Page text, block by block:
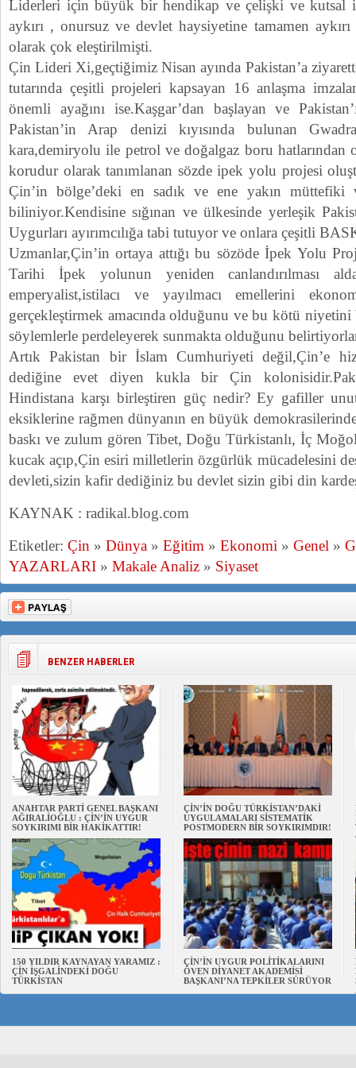
Liderleri için büyük bir hendikap ve çelişki ve kutsal
aykırı , onursuz ve devlet haysiyetine tamamen
olarak çok eleştirilmişti.
Çin Lideri Xi,geçtiğimiz Nisan ayında Pakistan’a
tutarında çeşitli projeleri kapsayan 16 anlaşma
önemli ayağını ise.Kaşgar’dan başlayan ve
Pakistan’in Arap denizi kıyısında bulunan
kara,demiryolu ile petrol ve doğalgaz boru hatlarından
korudur olarak tanımlanan sözde ipek yolu projesi
Çin’in bölge’deki en sadık ve ene yakın müttefiki
biliniyor.Kendisine sığınan ve ülkesinde yerleşik
Uygurları ayırımcılığa tabi tutuyor ve onlara çeşitli
Uzmanlar,Çin’in ortaya attığı bu sözöde İpek Yolu
Tarihi İpek yolunun yeniden canlandırılması
emperyalist,istilacı ve yayılmacı emellerini
gerçekleştirmek amacında olduğunu ve bu kötü niyetini
söylemlerle perdeleyerek sunmakta olduğunu
Artık Pakistan bir İslam Cumhuriyeti değil,Çin’e
dediğine evet diyen kukla bir Çin
Hindistana karşı birleştiren güç nedir? Ey gafiller
eksiklerine rağmen dünyanın en büyük
baskı ve zulum gören Tibet, Doğu Türkistanlı, İç
kucak açıp,Çin esiri milletlerin özgürlük mücadelesini
devleti,sizin kafir dediğiniz bu devlet sizin gibi din
KAYNAK : radikal.blog.com
Etiketler: Çin » Dünya » Eğitim » Ekonomi » Genel »
YAZARLARI » Makale Analiz » Siyaset
BENZER HABERLER
ANAHTAR PARTİ GENEL BAŞKANI
AĞIRALİOĞLU : ÇİN’İN UYGUR
SOYKIRIMI BİR HAKİKATTIR!
ÇİN’İN DOĞU TÜRKİSTAN’DAKİ
UYGULAMALARI SİSTEMATİK
POSTMODERN BİR SOYKIRIMDIR!
150 YILDIR KAYNAYAN YARAMIZ :
ÇİN İŞGALİNDEKİ DOĞU
TÜRKİSTAN
ÇİN’İN UYGUR POLİTİKALARINI
ÖVEN DİYANET AKADEMİSİ
BAŞKANI’NA TEPKİLER SÜRÜYOR